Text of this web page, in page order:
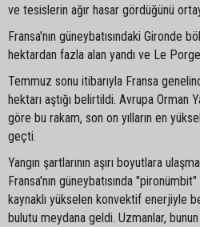
ve tesislerin ağır hasar gördüğünü
Fransa'nın güneybatısındaki Gironde
hektardan fazla alan yandı ve Le
Temmuz sonu itibarıyla Fransa
hektarı aştığı belirtildi. Avrupa Orman
göre bu rakam, son on yılların en
geçti.
Yangın şartlarının aşırı boyutlara
Fransa'nın güneybatısında "pironümbit"
kaynaklı yükselen konvektif enerjiyle
bulutu meydana geldi. Uzmanlar,